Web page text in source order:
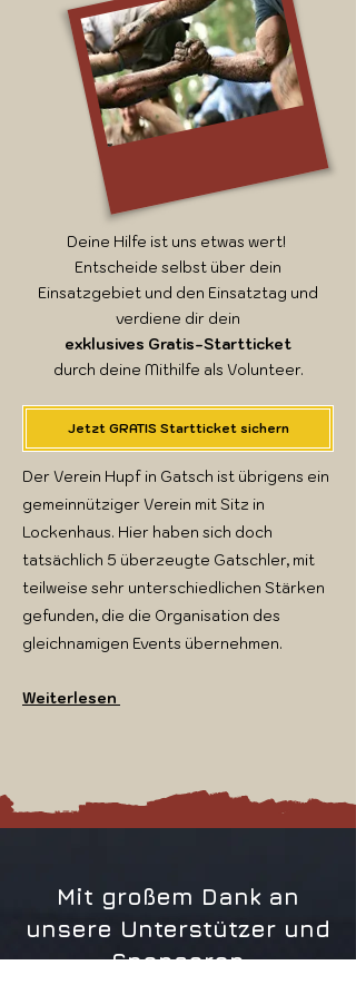
Deine Hilfe ist uns etwas wert!
Entscheide selbst über dein
Einsatzgebiet und den Einsatztag und
verdiene dir dein
exklusives Gratis-Startticket
durch deine Mithilfe als Volunteer.
Jetzt GRATIS Startticket sichern
Der Verein Hupf in Gatsch ist übrigens ein
gemeinnütziger Verein mit Sitz in
Lockenhaus. Hier haben sich doch
tatsächlich 5 überzeugte Gatschler, mit
teilweise sehr unterschiedlichen Stärken
gefunden, die die Organisation des
gleichnamigen Events übernehmen.
Weiterlesen
Mit großem Dank an
unsere Unterstützer und
Sponsoren